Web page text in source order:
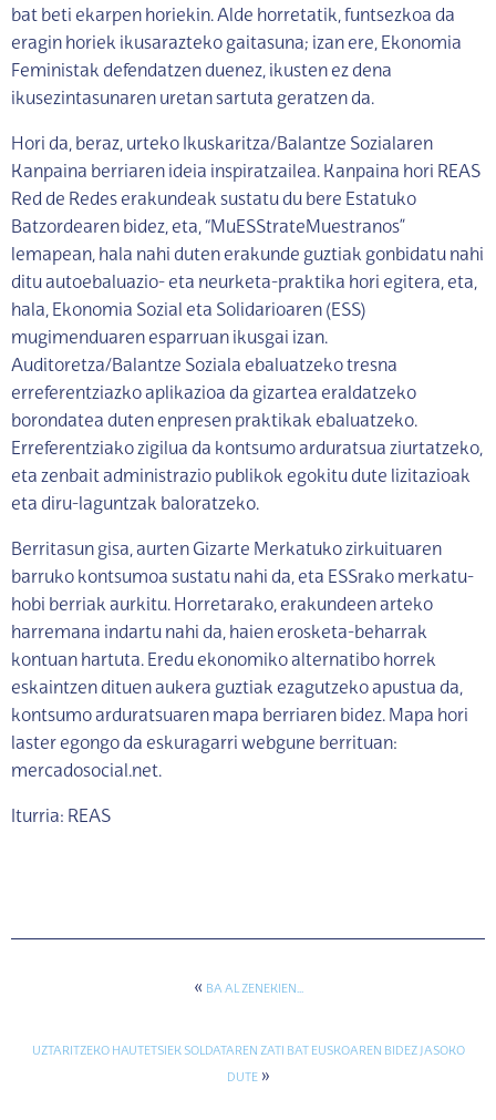
bat beti ekarpen horiekin. Alde horretatik, funtsezkoa da
eragin horiek ikusarazteko gaitasuna; izan ere, Ekonomia
Feministak defendatzen duenez, ikusten ez dena
ikusezintasunaren uretan sartuta geratzen da.
Hori da, beraz, urteko Ikuskaritza/Balantze Sozialaren
Kanpaina berriaren ideia inspiratzailea. Kanpaina hori REAS
Red de Redes erakundeak sustatu du bere Estatuko
Batzordearen bidez, eta, “MuESStrateMuestranos”
lemapean, hala nahi duten erakunde guztiak gonbidatu nahi
ditu autoebaluazio- eta neurketa-praktika hori egitera, eta,
hala, Ekonomia Sozial eta Solidarioaren (ESS)
mugimenduaren esparruan ikusgai izan.
Auditoretza/Balantze Soziala ebaluatzeko tresna
erreferentziazko aplikazioa da gizartea eraldatzeko
borondatea duten enpresen praktikak ebaluatzeko.
Erreferentziako zigilua da kontsumo arduratsua ziurtatzeko,
eta zenbait administrazio publikok egokitu dute lizitazioak
eta diru-laguntzak baloratzeko.
Berritasun gisa, aurten Gizarte Merkatuko zirkuituaren
barruko kontsumoa sustatu nahi da, eta ESSrako merkatu-
hobi berriak aurkitu. Horretarako, erakundeen arteko
harremana indartu nahi da, haien erosketa-beharrak
kontuan hartuta. Eredu ekonomiko alternatibo horrek
eskaintzen dituen aukera guztiak ezagutzeko apustua da,
kontsumo arduratsuaren mapa berriaren bidez. Mapa hori
laster egongo da eskuragarri webgune berrituan:
mercadosocial.net.
Iturria: REAS
« BA AL ZENEKIEN…
UZTARITZEKO HAUTETSIEK SOLDATAREN ZATI BAT EUSKOAREN BIDEZ JASOKO
DUTE»